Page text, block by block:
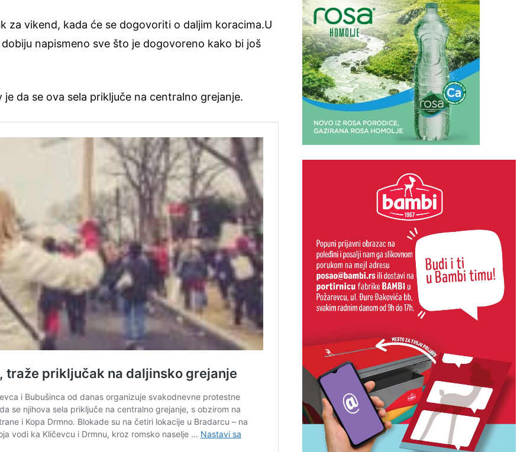
za vikend, kada će se dogovoriti o daljim koracima.U
napismeno sve što je dogovoreno kako bi još
da se ova sela priključe na centralno grejanje.